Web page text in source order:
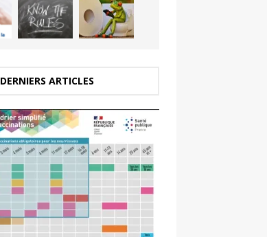
DERNIERS ARTICLES